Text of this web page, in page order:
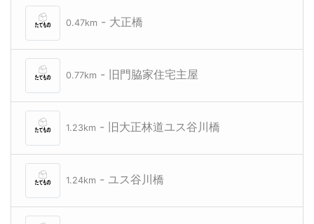
0.47km - 大正橋
0.77km - 旧門脇家住宅主屋
1.23km - 旧大正林道ユス谷川橋
1.24km - ユス谷川橋